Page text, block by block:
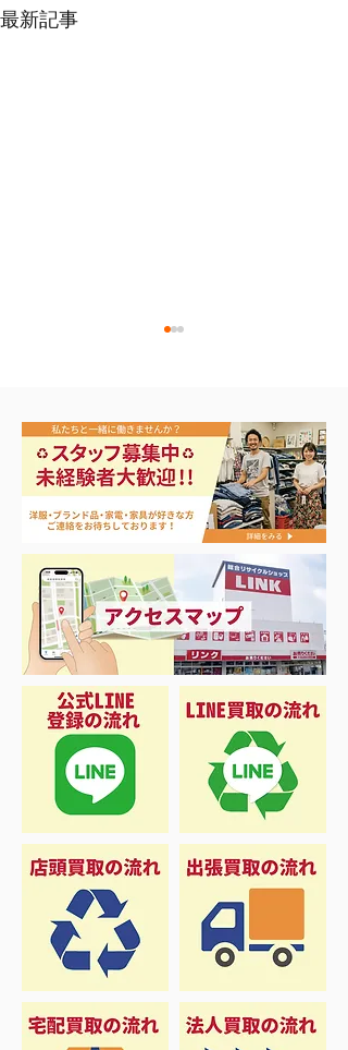
最新記事
ナイキ＆X-Girl 衣料＆ス
ニーカー大量入荷